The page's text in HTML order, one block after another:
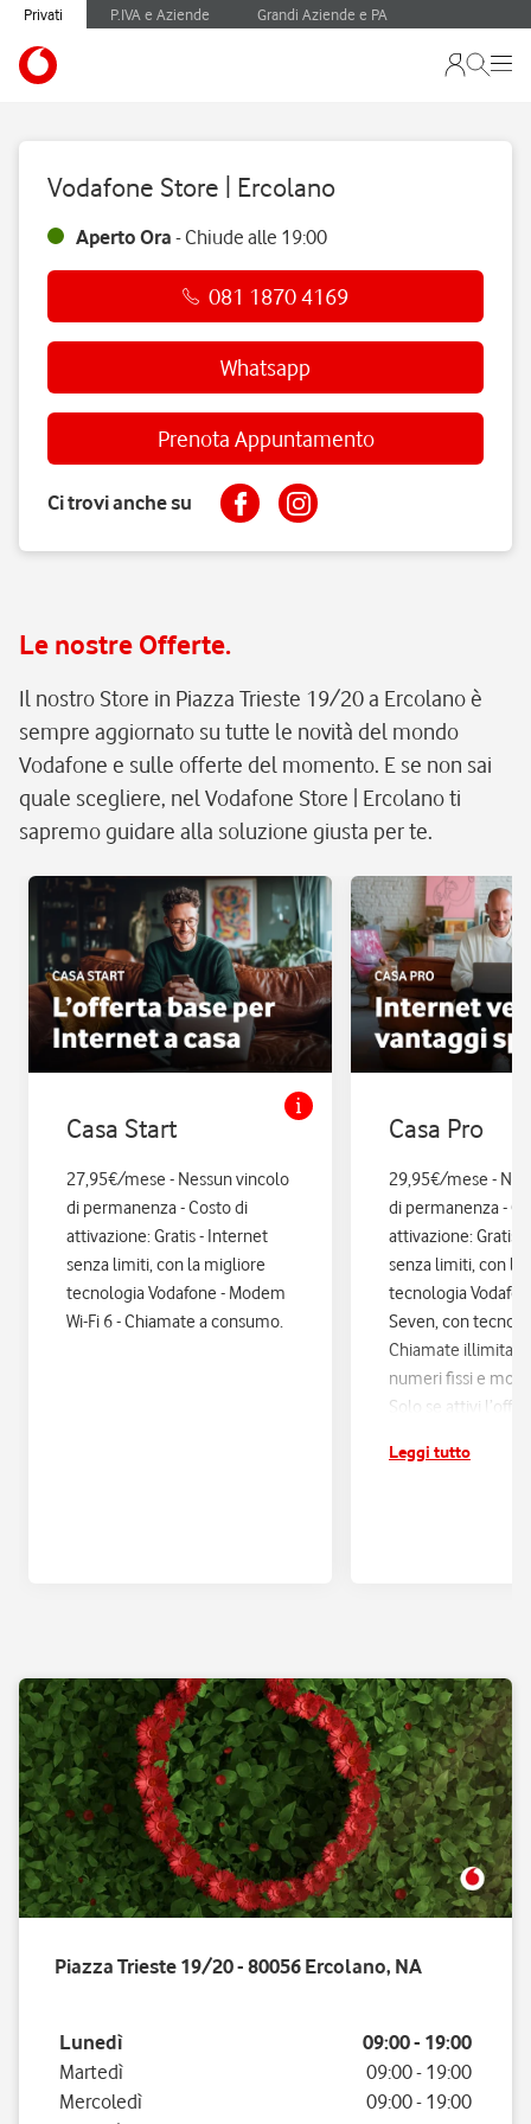
Privati P.IVA e Aziende Grandi Aziende e PA
Vodafone Store | Ercolano
Aperto Ora -Chiude alle 19:00
081 1870 4169
Whatsapp
Prenota Appuntamento
Ci trovi anche su
Le nostre Offerte.
Il nostro Store in Piazza Trieste 19/20 a Ercolano è
sempre aggiornato su tutte le novità del mondo
Vodafone e sulle offerte del momento. E se non sai
quale scegliere, nel Vodafone Store | Ercolano ti
sapremo guidare alla soluzione giusta per te.
Casa Start
27,95€/mese - Nessun vincolo
di permanenza - Costo di
attivazione: Gratis - Internet
senza limiti, con la migliore
tecnologia Vodafone - Modem
Wi-Fi 6 - Chiamate a consumo.
Casa Pro
29,95€/mese -
di permanenza -
attivazione: Gratis.
senza limiti, con la
tecnologia
Seven, con
Chiamate illimitate
numeri fissi e
Solo se attivi
sconti ed
Leggi tutto
Piazza Trieste 19/20 - 80056 Ercolano, NA
Giorno della settimana
Lunedì 09:00- 19:00
Martedì
09:00- 19:00
Mercoledì
09:00- 19:00